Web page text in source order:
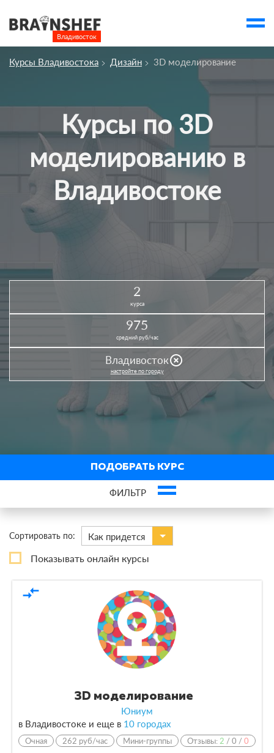
Владивосток
Курсы Владивостока
Компании
Профессии
Ивенты
Курсы Владивостока Дизайн 3D моделирование
Курсы по 3D
моделированию в
Владивостоке
2
курса
975
средний руб/час
Владивостокhighlight_off
настройте по городу
Сортировать по: Как придется
Показывать онлайн курсы
compare_arrows
3D моделирование
Юниум
в Владивостоке и еще в 10 городах
Очная 262 руб/час Мини-группы Отзывы: 2 /0 /0
ПОДОБРАТЬ КУРС
ФИЛЬТР
По языку обучения